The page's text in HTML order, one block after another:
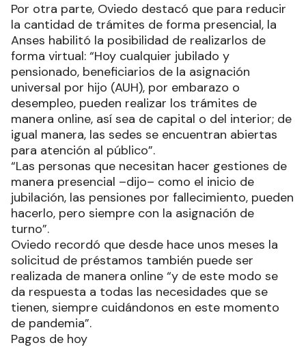
Por otra parte, Oviedo destacó que para reducir
la cantidad de trámites de forma presencial, la
Anses habilitó la posibilidad de realizarlos de
forma virtual: “Hoy cualquier jubilado y
pensionado, beneficiarios de la asignación
universal por hijo (AUH), por embarazo o
desempleo, pueden realizar los trámites de
manera online, así sea de capital o del interior; de
igual manera, las sedes se encuentran abiertas
para atención al público”.
“Las personas que necesitan hacer gestiones de
manera presencial –dijo– como el inicio de
jubilación, las pensiones por fallecimiento, pueden
hacerlo, pero siempre con la asignación de
turno”.
Oviedo recordó que desde hace unos meses la
solicitud de préstamos también puede ser
realizada de manera online “y de este modo se
da respuesta a todas las necesidades que se
tienen, siempre cuidándonos en este momento
de pandemia”.
Pagos de hoy